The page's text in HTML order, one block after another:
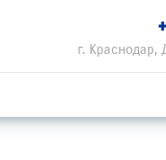
г. Краснодар,